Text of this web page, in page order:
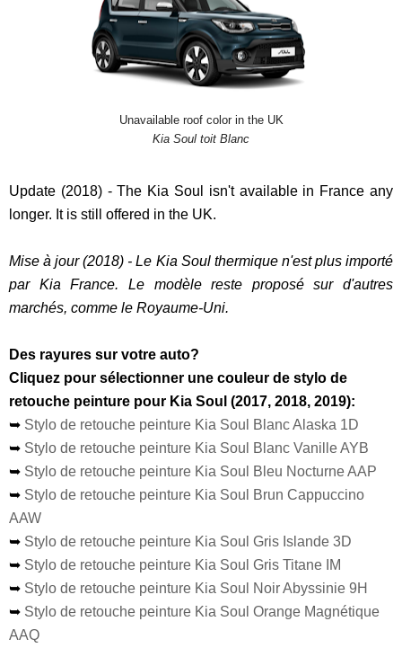
Unavailable roof color in the UK
Kia Soul toit Blanc
Update (2018) - The Kia Soul isn't available in France any
longer. It is still offered in the UK.
Mise à jour (2018) - Le Kia Soul thermique n'est plus importé
par Kia France. Le modèle reste proposé sur d'autres
marchés, comme le Royaume-Uni.
Des rayures sur votre auto?
Cliquez pour sélectionner une couleur de stylo de
retouche peinture pour Kia Soul (2017, 2018, 2019):
➥ Stylo de retouche peinture Kia Soul Blanc Alaska 1D
➥ Stylo de retouche peinture Kia Soul Blanc Vanille AYB
➥ Stylo de retouche peinture Kia Soul Bleu Nocturne AAP
➥ Stylo de retouche peinture Kia Soul Brun Cappuccino
AAW
➥ Stylo de retouche peinture Kia Soul Gris Islande 3D
➥ Stylo de retouche peinture Kia Soul Gris Titane IM
➥ Stylo de retouche peinture Kia Soul Noir Abyssinie 9H
➥ Stylo de retouche peinture Kia Soul Orange Magnétique
AAQ